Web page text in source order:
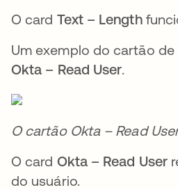
O card Text – Length
Um exemplo do cartão
Okta – Read User.
O cartão Okta – Read
O card Okta – Read User
do usuário.